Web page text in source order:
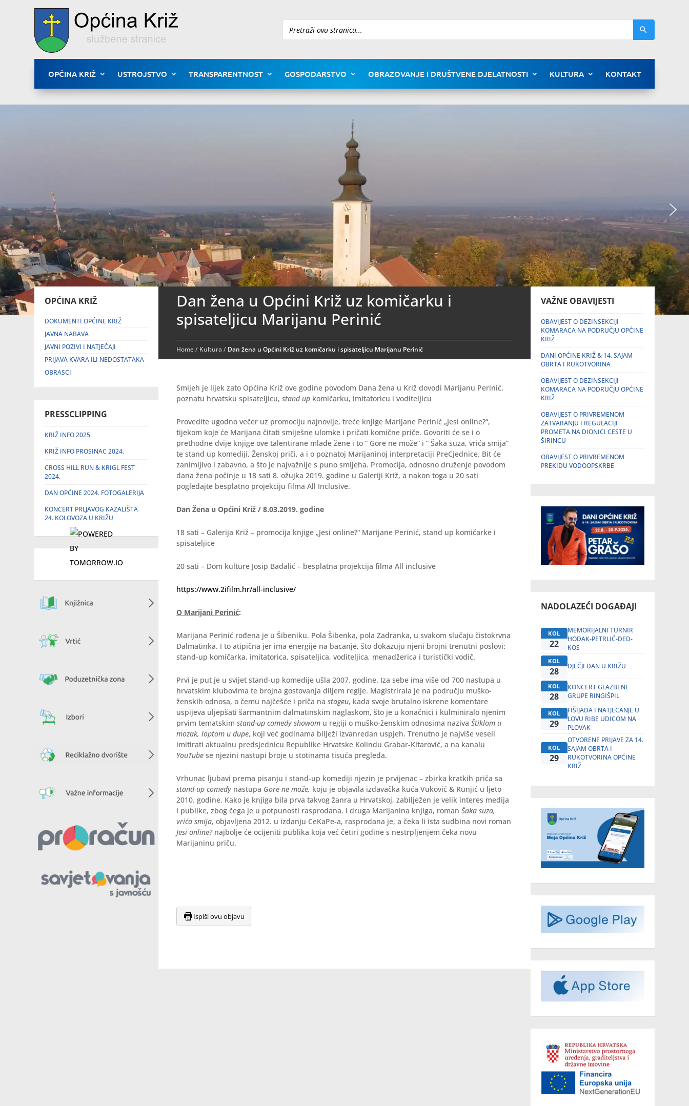
Pretraži
OPĆINA KRIŽ USTROJSTVO TRANSPARENTNOST GOSPODARSTVO OBRAZOVANJE I DRUŠTVENE DJELATNOSTI KULTURA KONTAKT
OPĆINA KRIŽ
DOKUMENTI OPĆINE KRIŽ
JAVNA NABAVA
JAVNI POZIVI I NATJEČAJI
PRIJAVA KVARA ILI NEDOSTATAKA
OBRASCI
PRESSCLIPPING
KRIŽ INFO 2025.
KRIŽ INFO PROSINAC 2024.
CROSS HILL RUN & KRIGL FEST
2024.
DAN OPĆINE 2024. FOTOGALERIJA
KONCERT PRLJAVOG KAZALIŠTA
24. KOLOVOZA U KRIŽU
Dan žena u Općini Križ uz komičarku i
spisateljicu Marijanu Perinić
Home/ Kultura / Dan žena u Općini Križ uz komičarku i spisateljicu Marijanu Perinić
Smijeh je lijek zato Općina Križ ove godine povodom Dana žena u Križ dovodi Marijanu Perinić,
poznatu hrvatsku spisateljicu,stand up komičarku, imitatoricu i voditeljicu
Provedite ugodno večer uz promociju najnovije, treće knjige Marijane Perinić „Jesi online?“,
tijekom koje će Marijana čitati smiješne ulomke i pričati komične priče. Govoriti će se i o
prethodne dvije knjige ove talentirane mlade žene i to ” Gore ne može” i ” Šaka suza, vrića smija”
te stand up komediji, Ženskoj priči, a i o poznatoj Marijaninoj interpretaciji PreCjednice. Bit će
zanimljivo i zabavno, a što je najvažnije s puno smijeha. Promocija, odnosno druženje povodom
dana žena počinje u 18 sati 8. ožujka 2019. godine u Galeriji Križ, a nakon toga u 20 sati
pogledajte besplatno projekciju filma All Inclusive.
Dan Žena u Općini Križ / 8.03.2019. godine
18 sati – Galerija Križ – promocija knjige „Jesi online?“ Marijane Perinić, stand up komičarke i
spisateljice
20 sati – Dom kulture Josip Badalić – besplatna projekcija filma All inclusive
https://www.2ifilm.hr/all-inclusive/
O Marijani Perinić:
Marijana Perinić rođena je u Šibeniku. Pola Šibenka, pola Zadranka, u svakom slučaju čistokrvna
Dalmatinka. I to atipična jer ima energije na bacanje, što dokazuju njeni brojni trenutni poslovi:
stand-up komičarka, imitatorica, spisateljica, voditeljica, menadžerica i turistički vodič.
Prvi je put je u svijet stand-up komedije ušla 2007. godine. Iza sebe ima više od 700 nastupa u
hrvatskim klubovima te brojna gostovanja diljem regije. Magistrirala je na području muško-
ženskih odnosa, o čemu najčešće i priča nastageu, kada svoje brutalno iskrene komentare
uspijeva uljepšati šarmantnim dalmatinskim naglaskom, što je u konačnici i kulminiralo njenim
prvim tematskimstand-up comedy showom u regiji o muško-ženskim odnosima nazivaŠtiklom u
mozak, loptom u dupe, koji već godinama bilježi izvanredan uspjeh. Trenutno je najviše veseli
imitirati aktualnu predsjednicu Republike Hrvatske Kolindu Grabar-Kitarović, a na kanalu
YouTube se njezini nastupi broje u stotinama tisuća pregleda.
Vrhunac ljubavi prema pisanju i stand-up komediji njezin je prvijenac – zbirka kratkih priča sa
stand-up comedy nastupa Gore ne može, koju je objavila izdavačka kuća Vuković & Runjić u ljeto
2010. godine. Kako je knjiga bila prva takvog žanra u Hrvatskoj, zabilježen je velik interes medija
i publike, zbog čega je u potpunosti rasprodana. I druga Marijanina knjiga, romanŠaka suza,
vrića smija, objavljena 2012. u izdanju CeKaPe-a, rasprodana je, a čeka li ista sudbina novi roman
Jesi online?najbolje će ocijeniti publika koja već četiri godine s nestrpljenjem čeka novu
Marijaninu priču.
Ispiši ovu objavu
VAŽNE OBAVIJESTI
OBAVIJEST O DEZINSEKCIJI
KOMARACA NA PODRUČJU OPĆINE
KRIŽ
DANI OPĆINE KRIŽ & 14. SAJAM
OBRTA I RUKOTVORINA
OBAVIJEST O DEZINSEKCIJI
KOMARACA NA PODRUČJU OPĆINE
KRIŽ
OBAVIJEST O PRIVREMENOM
ZATVARANJU I REGULACIJI
PROMETA NA DIONICI CESTE U
ŠIRINCU
OBAVIJEST O PRIVREMENOM
PREKIDU VODOOPSKRBE
NADOLAZEĆI DOGAĐAJI
KOL
22
MEMORIJALNI TURNIR
HODAK-PETRLIĆ-DED-
KOS
KOL
28 DJEČJI DAN U KRIŽU
KOL
28
KONCERT GLAZBENE
GRUPE RINGIŠPIL
KOL
29
FIŠIJADA I NATJECANJE U
LOVU RIBE UDICOM NA
PLOVAK
KOL
29
OTVORENE PRIJAVE ZA 14.
SAJAM OBRTA I
RUKOTVORINA OPĆINE
KRIŽ